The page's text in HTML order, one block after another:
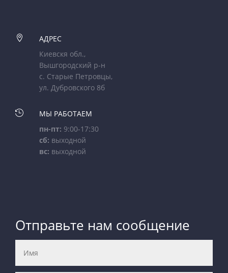

АДРЕС
Киевскя обл.,
Вышгородский р-н
с. Старые Петровцы,
ул. Дубровского 8б

МЫ РАБОТАЕМ
пн-пт: 9:00-17:30
сб: выходной
вс: выходной
Отправьте нам сообщение